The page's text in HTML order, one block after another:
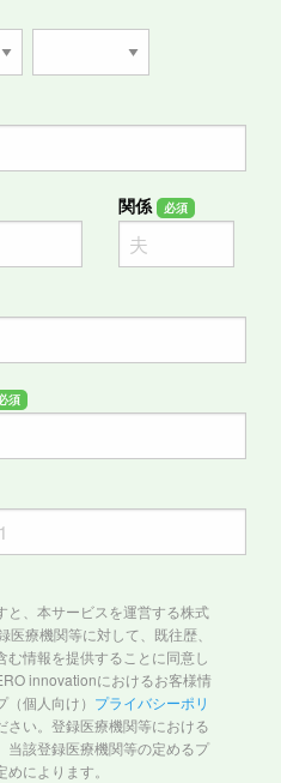
関係 必須
須
と、本サービスを運営する株式
療機関等に対して、既往歴、
情報を提供することに同意し
innovationにおけるお客様情
個人向け） プライバシーポリ
さい。登録医療機関等における
当該登録医療機関等の定めるプ
によります。